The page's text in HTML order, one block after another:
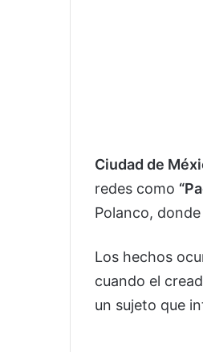
Ciudad de
redes como
Polanco,
Los hechos
cuando el
un sujeto que